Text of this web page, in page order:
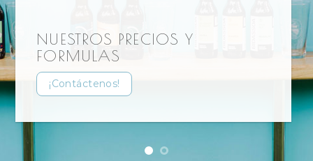
NUESTROS PRECIOS Y
FORMULAS
¡Contáctenos!